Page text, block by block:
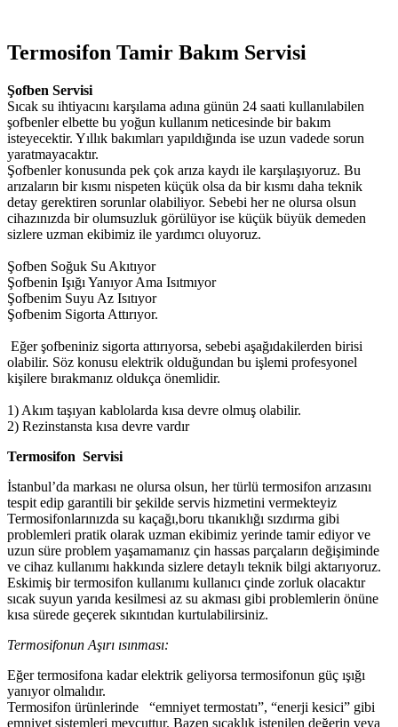
Termosifon Tamir Bakım Servisi
Şofben Servisi
Sıcak su ihtiyacını karşılama adına günün 24 saati kullanılabilen
şofbenler elbette bu yoğun kullanım neticesinde bir bakım
isteyecektir. Yıllık bakımları yapıldığında ise uzun vadede sorun
yaratmayacaktır.
Şofbenler konusunda pek çok arıza kaydı ile karşılaşıyoruz. Bu
arızaların bir kısmı nispeten küçük olsa da bir kısmı daha teknik
detay gerektiren sorunlar olabiliyor. Sebebi her ne olursa olsun
cihazınızda bir olumsuzluk görülüyor ise küçük büyük demeden
sizlere uzman ekibimiz ile yardımcı oluyoruz.
Şofben Soğuk Su Akıtıyor
Şofbenin Işığı Yanıyor Ama Isıtmıyor
Şofbenim Suyu Az Isıtıyor
Şofbenim Sigorta Attırıyor.
Eğer şofbeniniz sigorta attırıyorsa, sebebi aşağıdakilerden birisi
olabilir. Söz konusu elektrik olduğundan bu işlemi profesyonel
kişilere bırakmanız oldukça önemlidir.
1) Akım taşıyan kablolarda kısa devre olmuş olabilir.
2) Rezinstansta kısa devre vardır
Termosifon Servisi
İstanbul’da markası ne olursa olsun, her türlü termosifon arızasını
tespit edip garantili bir şekilde servis hizmetini vermekteyiz
Termosifonlarınızda su kaçağı,boru tıkanıklığı sızdırma gibi
problemleri pratik olarak uzman ekibimiz yerinde tamir ediyor ve
uzun süre problem yaşamamanız çin hassas parçaların değişiminde
ve cihaz kullanımı hakkında sizlere detaylı teknik bilgi aktarıyoruz.
Eskimiş bir termosifon kullanımı kullanıcı çinde zorluk olacaktır
sıcak suyun yarıda kesilmesi az su akması gibi problemlerin önüne
kısa sürede geçerek sıkıntıdan kurtulabilirsiniz.
Termosifonun Aşırı ısınması:
Eğer termosifona kadar elektrik geliyorsa termosifonun güç ışığı
yanıyor olmalıdır.
Termosifon ürünlerinde “emniyet termostatı”, “enerji kesici” gibi
emniyet sistemleri mevcuttur. Bazen sıcaklık istenilen değerin veya